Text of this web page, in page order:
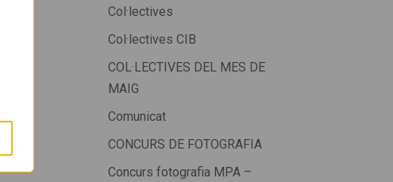
Col·lectives
Col·lectives CIB
COL·LECTIVES DEL MES DE
MAIG
Comunicat
CONCURS DE FOTOGRAFIA
Concurs fotografia MPA –